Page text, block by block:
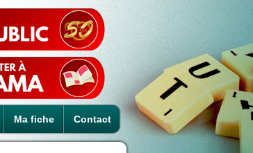
Ma fiche Contact